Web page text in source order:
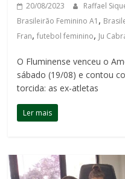
20/08/2023 Raffael
Brasileirão Feminino A1 ,
Fran,futebol feminino, Ju
O Fluminense venceu o
sábado (19/08) e contou
torcida: as ex-atletas
Ler mais